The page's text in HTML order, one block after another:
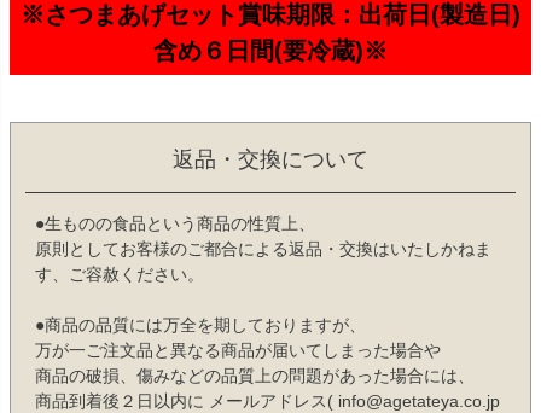
※さつまあげセット賞味期限：出荷日(製造日)
含め６日間(要冷蔵)※
返品・交換について
●生ものの食品という商品の性質上、
原則としてお客様のご都合による返品・交換はいたしかねま
す、ご容赦ください。
●商品の品質には万全を期しておりますが、
万が一ご注文品と異なる商品が届いてしまった場合や
商品の破損、傷みなどの品質上の問題があった場合には、
商品到着後２日以内に メールアドレス( info@agetateya.co.jp